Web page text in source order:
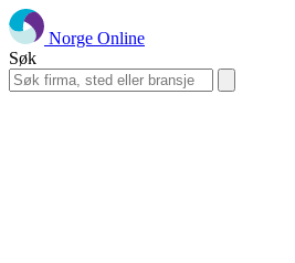
Norge Online
Søk